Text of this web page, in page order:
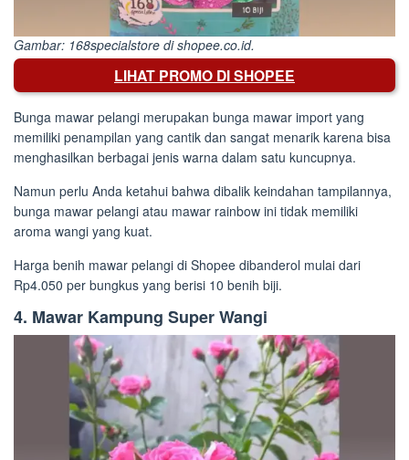
Gambar: 168specialstore di shopee.co.id.
LIHAT PROMO DI SHOPEE
Bunga mawar pelangi merupakan bunga mawar import yang
memiliki penampilan yang cantik dan sangat menarik karena bisa
menghasilkan berbagai jenis warna dalam satu kuncupnya.
Namun perlu Anda ketahui bahwa dibalik keindahan tampilannya,
bunga mawar pelangi atau mawar rainbow ini tidak memiliki
aroma wangi yang kuat.
Harga benih mawar pelangi di Shopee dibanderol mulai dari
Rp4.050 per bungkus yang berisi 10 benih biji.
4. Mawar Kampung Super Wangi